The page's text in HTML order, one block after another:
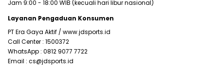
Jam 9:00 - 18:00 WIB (kecuali hari libur nasional)
Layanan Pengaduan Konsumen
PT Era Gaya Aktif / www.jdsports.id
Call Center : 1500372
WhatsApp : 0812 9077 7722
Email : cs@jdsports.id